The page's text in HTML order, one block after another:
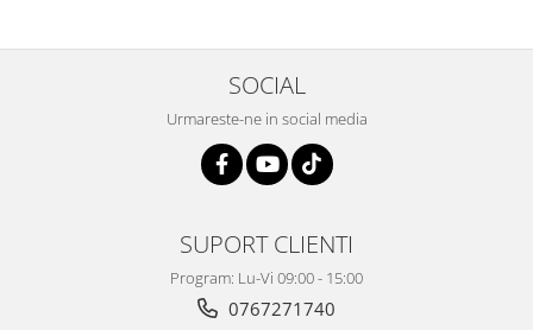
SOCIAL
Urmareste-ne in social media
SUPORT CLIENTI
Program: Lu-Vi 09:00 - 15:00
0767271740